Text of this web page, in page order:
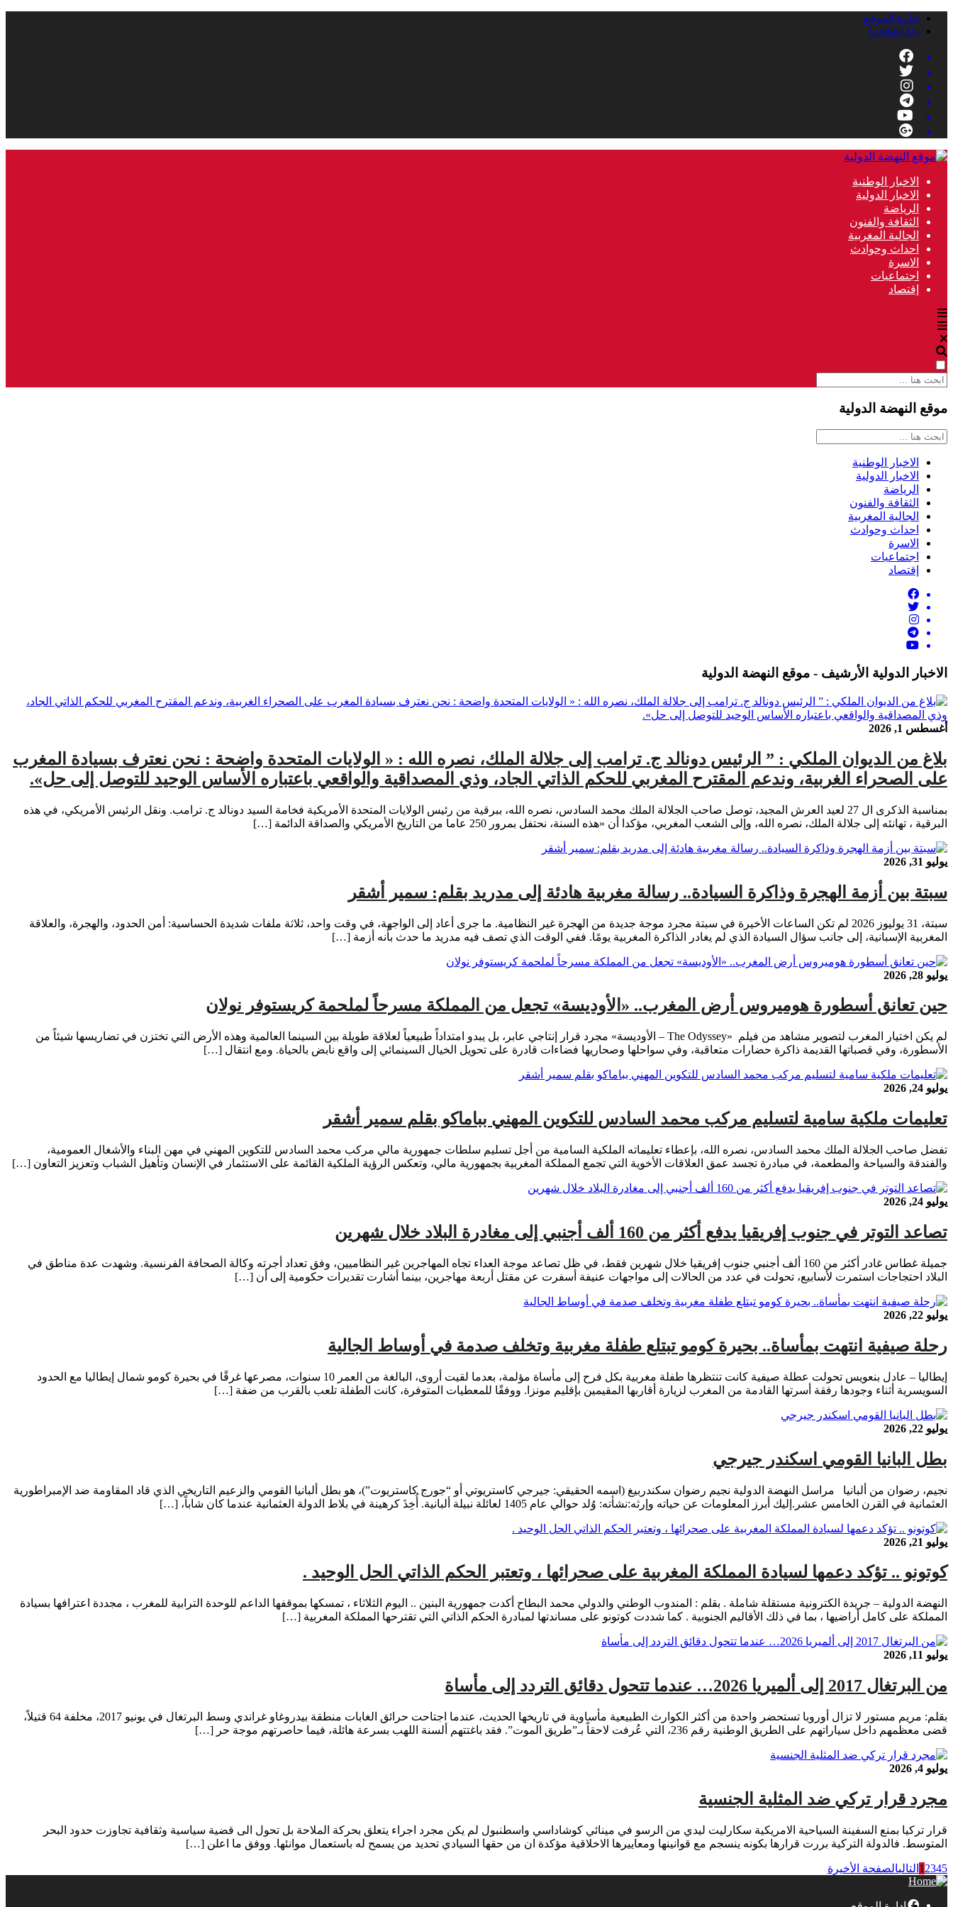
إدارة الموقع
Contact Us
الاخبار الوطنية
الاخبار الدولية
الرياضة
الثقافة والفنون
الجالية المغربية
احداث وحوادث
الاسرة
اجتماعيات
إقتصاد
موقع النهضة الدولية
الاخبار الوطنية
الاخبار الدولية
الرياضة
الثقافة والفنون
الجالية المغربية
احداث وحوادث
الاسرة
اجتماعيات
إقتصاد
الاخبار الدولية الأرشيف - موقع النهضة الدولية
أغسطس 1, 2026
بلاغ من الديوان الملكي : ” الرئيس دونالد ج. ترامب إلى جلالة الملك، نصره الله : « الولايات المتحدة واضحة : نحن نعترف بسيادة المغرب
على الصحراء الغربية، وندعم المقترح المغربي للحكم الذاتي الجاد، وذي المصداقية والواقعي باعتباره الأساس الوحيد للتوصل إلى حل».
بمناسبة الذكرى ال 27 لعيد العرش المجيد، توصل صاحب الجلالة الملك محمد السادس، نصره الله، ببرقية من رئيس الولايات المتحدة الأمريكية فخامة السيد دونالد ج. ترامب. ونقل الرئيس الأمريكي، في هذه
البرقية ، تهانئه إلى جلالة الملك، نصره الله، وإلى الشعب المغربي، مؤكدا أن «هذه السنة، نحتفل بمرور 250 عاما من التاريخ الأمريكي والصداقة الدائمة […]
يوليو 31, 2026
سبتة بين أزمة الهجرة وذاكرة السيادة.. رسالة مغربية هادئة إلى مدريد بقلم: سمير أشقر
سبتة، 31 يوليوز 2026 لم تكن الساعات الأخيرة في سبتة مجرد موجة جديدة من الهجرة غير النظامية. ما جرى أعاد إلى الواجهة، في وقت واحد، ثلاثة ملفات شديدة الحساسية: أمن الحدود، والهجرة، والعلاقة
المغربية الإسبانية، إلى جانب سؤال السيادة الذي لم يغادر الذاكرة المغربية يومًا. ففي الوقت الذي تصف فيه مدريد ما حدث بأنه أزمة […]
يوليو 28, 2026
حين تعانق أسطورة هوميروس أرض المغرب.. «الأوديسة» تجعل من المملكة مسرحاً لملحمة كريستوفر نولان
لم يكن اختيار المغرب لتصوير مشاهد من فيلم «The Odyssey – الأوديسة» مجرد قرار إنتاجي عابر، بل يبدو امتداداً طبيعياً لعلاقة طويلة بين السينما العالمية وهذه الأرض التي تختزن في تضاريسها شيئاً من
الأسطورة، وفي قصباتها القديمة ذاكرة حضارات متعاقبة، وفي سواحلها وصحاريها فضاءات قادرة على تحويل الخيال السينمائي إلى واقع نابض بالحياة. ومع انتقال […]
يوليو 24, 2026
تعليمات ملكية سامية لتسليم مركب محمد السادس للتكوين المهني بباماكو بقلم سمير أشقر
تفضل صاحب الجلالة الملك محمد السادس، نصره الله، بإعطاء تعليماته الملكية السامية من أجل تسليم سلطات جمهورية مالي مركب محمد السادس للتكوين المهني في مهن البناء والأشغال العمومية،
والفندقة والسياحة والمطعمة، في مبادرة تجسد عمق العلاقات الأخوية التي تجمع المملكة المغربية بجمهورية مالي، وتعكس الرؤية الملكية القائمة على الاستثمار في الإنسان وتأهيل الشباب وتعزيز التعاون […]
يوليو 24, 2026
تصاعد التوتر في جنوب إفريقيا يدفع أكثر من 160 ألف أجنبي إلى مغادرة البلاد خلال شهرين
جميلة غطاس غادر أكثر من 160 ألف أجنبي جنوب إفريقيا خلال شهرين فقط، في ظل تصاعد موجة العداء تجاه المهاجرين غير النظاميين، وفق تعداد أجرته وكالة الصحافة الفرنسية. وشهدت عدة مناطق في
البلاد احتجاجات استمرت لأسابيع، تحولت في عدد من الحالات إلى مواجهات عنيفة أسفرت عن مقتل أربعة مهاجرين، بينما أشارت تقديرات حكومية إلى أن […]
يوليو 22, 2026
رحلة صيفية انتهت بمأساة.. بحيرة كومو تبتلع طفلة مغربية وتخلف صدمة في أوساط الجالية
إيطاليا – عادل بنعويس تحولت عطلة صيفية كانت تنتظرها طفلة مغربية بكل فرح إلى مأساة مؤلمة، بعدما لقيت أروى، البالغة من العمر 10 سنوات، مصرعها غرقًا في بحيرة كومو شمال إيطاليا مع الحدود
السويسرية أثناء وجودها رفقة أسرتها القادمة من المغرب لزيارة أقاربها المقيمين بإقليم مونزا. ووفقًا للمعطيات المتوفرة، كانت الطفلة تلعب بالقرب من ضفة […]
يوليو 22, 2026
بطل البانيا القومي اسكندر جيرجي
نجيم، رضوان من ألبانيا مراسل النهضة الدولية نجيم رضوان سكندربيغ (اسمه الحقيقي: جيرجي كاستريوتي أو “جورج كاستريوت”)، هو بطل ألبانيا القومي والزعيم التاريخي الذي قاد المقاومة ضد الإمبراطورية
العثمانية في القرن الخامس عشر.إليك أبرز المعلومات عن حياته وإرثه:نشأته: وُلد حوالي عام 1405 لعائلة نبيلة ألبانية. أُخِذَ كرهينة في بلاط الدولة العثمانية عندما كان شاباً، […]
يوليو 21, 2026
كوتونو .. تؤكد دعمها لسيادة المملكة المغربية على صحرائها ، وتعتبر الحكم الذاتي الحل الوحيد .
النهضة الدولية – جريدة الكترونية مستقلة شاملة . بقلم : المندوب الوطني والدولي محمد البطاح أكدت جمهورية البنين .. اليوم الثلاثاء ، تمسكها بموقفها الداعم للوحدة الترابية للمغرب ، مجددة اعترافها بسيادة
المملكة على كامل أراضيها ، بما في ذلك الأقاليم الجنوبية . كما شددت كوتونو على مساندتها لمبادرة الحكم الذاتي التي تقترحها المملكة المغربية […]
يوليو 11, 2026
من البرتغال 2017 إلى ألميريا 2026… عندما تتحول دقائق التردد إلى مأساة
بقلم: مريم مستور لا تزال أوروبا تستحضر واحدة من أكثر الكوارث الطبيعية مأساوية في تاريخها الحديث، عندما اجتاحت حرائق الغابات منطقة بيدروغاو غراندي وسط البرتغال في يونيو 2017، مخلفة 64 قتيلاً،
قضى معظمهم داخل سياراتهم على الطريق الوطنية رقم 236، التي عُرفت لاحقاً بـ”طريق الموت”. فقد باغتتهم ألسنة اللهب بسرعة هائلة، فيما حاصرتهم موجة حر […]
يوليو 4, 2026
مجرد قرار تركي ضد المثلية الجنسية
قرار تركيا بمنع السفينة السياحية الامريكية سكارليت ليدي من الرسو في مينائي كوشاداسي واسطنبول لم يكن مجرد اجراء يتعلق بحركة الملاحة بل تحول الى قضية سياسية وثقافية تجاوزت حدود البحر
المتوسط. فالدولة التركية بررت قرارها بكونه ينسجم مع قوانينها ومعاييرها الاخلاقية مؤكدة ان من حقها السيادي تحديد من يسمح له باستعمال موانئها. ووفق ما اعلن […]
1 2345 التاليالصفحة الأخيرة